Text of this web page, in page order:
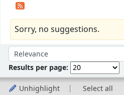
Sorry, no suggestions.
Sort by:
Results per page:
Unhighlight Select all